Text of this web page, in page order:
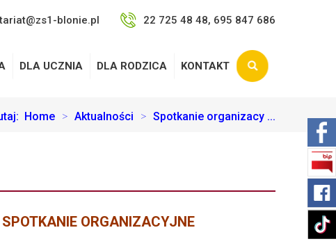
blonie.pl 22 725 48 48, 695 847 686
DLA UCZNIA DLA RODZICA KONTAKT
Home > Aktualności > Spotkanie organizacy ...
SPOTKANIE ORGANIZACYJNE